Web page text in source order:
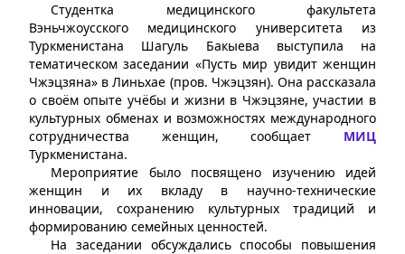
Студентка медицинского факультета
Вэньчжоусского медицинского университета из
Туркменистана Шагуль Бакыева выступила на
тематическом заседании «Пусть мир увидит женщин
Чжэцзяна» в Линьхае (пров. Чжэцзян). Она рассказала
о своём опыте учёбы и жизни в Чжэцзяне, участии в
культурных обменах и возможностях международного
сотрудничества женщин, сообщает МИЦ
Туркменистана.
Мероприятие было посвящено изучению идей
женщин и их вкладу в научно-технические
инновации, сохранению культурных традиций и
формированию семейных ценностей.
На заседании обсуждались способы повышения